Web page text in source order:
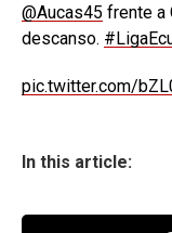
@Aucas45 frente a
descanso.
pic.twitter.com/
In this article: